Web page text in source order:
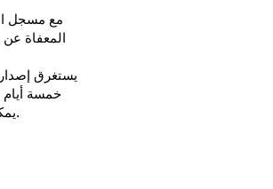
يمكن الحصول على شهادة التسجيل في غضون يوم عمل واحد.